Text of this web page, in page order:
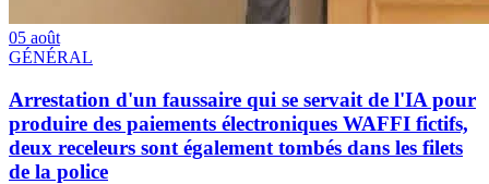
05 août
GÉNÉRAL
Arrestation d'un faussaire qui se servait de l'IA pour
produire des paiements électroniques WAFFI fictifs,
deux receleurs sont également tombés dans les filets
de la police